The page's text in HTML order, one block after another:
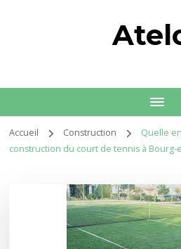
Accueil Construction
Quelle
construction du court de tennis à Bourg-